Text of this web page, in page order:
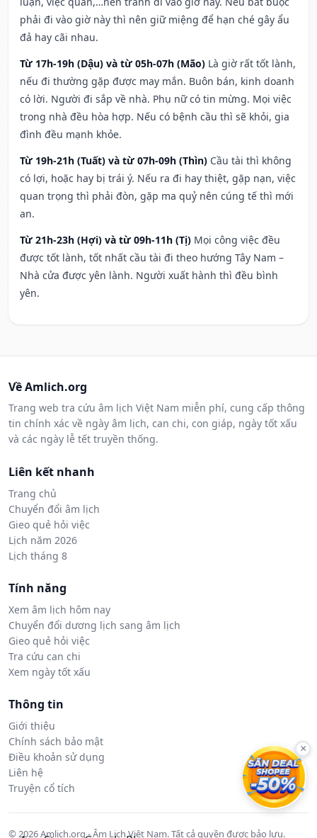
phải đi vào giờ này thì nên giữ miệng để hạn ché gây ẩu
đả hay cãi nhau.
Từ 17h-19h (Dậu) và từ 05h-07h (Mão) Là giờ rất tốt lành,
nếu đi thường gặp được may mắn. Buôn bán, kinh doanh
có lời. Người đi sắp về nhà. Phụ nữ có tin mừng. Mọi việc
trong nhà đều hòa hợp. Nếu có bệnh cầu thì sẽ khỏi, gia
đình đều mạnh khỏe.
Từ 19h-21h (Tuất) và từ 07h-09h (Thìn) Cầu tài thì không
có lợi, hoặc hay bị trái ý. Nếu ra đi hay thiệt, gặp nạn, việc
quan trọng thì phải đòn, gặp ma quỷ nên cúng tế thì mới
an.
Từ 21h-23h (Hợi) và từ 09h-11h (Tị) Mọi công việc đều
được tốt lành, tốt nhất cầu tài đi theo hướng Tây Nam –
Nhà cửa được yên lành. Người xuất hành thì đều bình
yên.
Về Amlich.org
Trang web tra cứu âm lịch Việt Nam miễn phí, cung cấp thông
tin chính xác về ngày âm lịch, can chi, con giáp, ngày tốt xấu
và các ngày lễ tết truyền thống.
Liên kết nhanh
Trang chủ
Chuyển đổi âm lịch
Gieo quẻ hỏi việc
Lịch năm 2026
Lịch tháng 8
Tính năng
Xem âm lịch hôm nay
Chuyển đổi dương lịch sang âm lịch
Gieo quẻ hỏi việc
Tra cứu can chi
Xem ngày tốt xấu
Thông tin
Giới thiệu
Chính sách bảo mật
Điều khoản sử dụng
Liên hệ
Truyện cổ tích
© 2026 Amlich.org - Âm Lịch Việt Nam. Tất cả quyền được bảo lưu.
×